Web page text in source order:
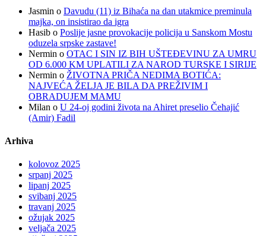
Jasmin o Davudu (11) iz Bihaća na dan utakmice preminula
majka, on insistirao da igra
Hasib o Poslije jasne provokacije policija u Sanskom Mostu
oduzela srpske zastave!
Nermin o OTAC I SIN IZ BIH UŠTEĐEVINU ZA UMRU
OD 6.000 KM UPLATILI ZA NAROD TURSKE I SIRIJE
Nermin o ŽIVOTNA PRIČA NEDIMA BOTIĆA:
NAJVEĆA ŽELJA JE BILA DA PREŽIVIM I
OBRADUJEM MAMU
Milan o U 24-oj godini života na Ahiret preselio Čehajić
(Amir) Fadil
Arhiva
kolovoz 2025
srpanj 2025
lipanj 2025
svibanj 2025
travanj 2025
ožujak 2025
veljača 2025